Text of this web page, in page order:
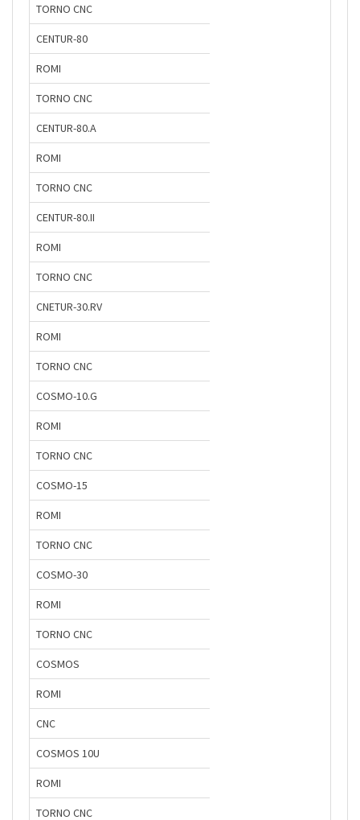
TORNO CNC
CENTUR-80
ROMI
TORNO CNC
CENTUR-80.A
ROMI
TORNO CNC
CENTUR-80.II
ROMI
TORNO CNC
CNETUR-30.RV
ROMI
TORNO CNC
COSMO-10.G
ROMI
TORNO CNC
COSMO-15
ROMI
TORNO CNC
COSMO-30
ROMI
TORNO CNC
COSMOS
ROMI
CNC
COSMOS 10U
ROMI
TORNO CNC